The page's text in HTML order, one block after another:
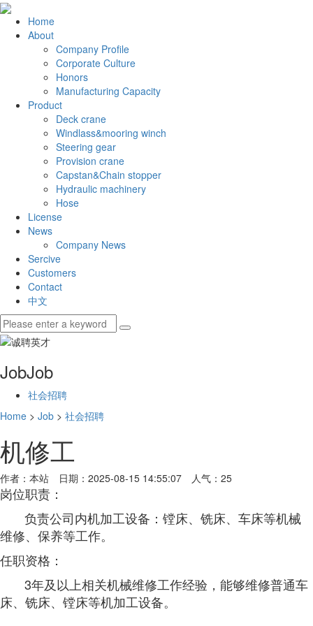
Home
About
Company Profile
Corporate Culture
Honors
Manufacturing Capacity
Product
Deck crane
Windlass&mooring winch
Steering gear
Provision crane
Capstan&Chain stopper
Hydraulic machinery
Hose
License
News
Company News
Sercive
Customers
Contact
中文
JobJob
社会招聘
Home > Job > 社会招聘
机修工
作者：本站 日期：2025-08-15 14:55:07 人气： 25
岗位职责：
负责公司内机加工设备：镗床、铣床、车床等机械
维修、保养等工作。
任职资格：
3年及以上相关机械维修工作经验，能够维修普通车
床、铣床、镗床等机加工设备。